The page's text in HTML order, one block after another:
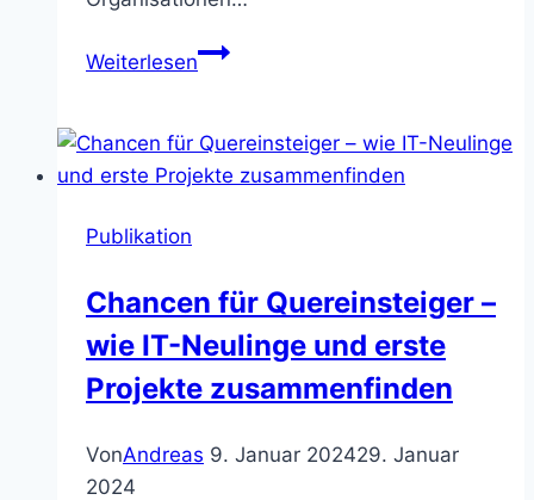
WeiterlesenSorge
unerfreuliches
Willkommen!
Publikation
Chancen für Quereinsteiger –
wie IT-Neulinge und erste
Projekte zusammenfinden
VonAndreas 9. Januar 202429. Januar
2024